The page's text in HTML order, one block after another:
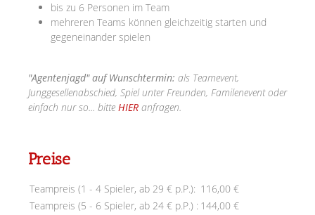
bis zu 6 Personen im Team
mehreren Teams können gleichzeitig starten und
gegeneinander spielen
"Agentenjagd" auf Wunschtermin: als Teamevent,
Junggesellenabschied, Spiel unter Freunden, Familenevent oder
einfach nur so... bitte HIER anfragen.
Preise
Teampreis (1 - 4 Spieler, ab 29 € p.P.): 116,00 €
Teampreis (5 - 6 Spieler, ab 24 € p.P.) : 144,00 €